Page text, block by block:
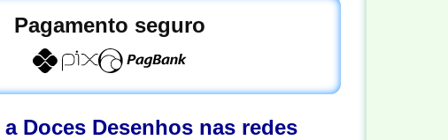
Pagamento seguro
Doces Desenhos nas redes